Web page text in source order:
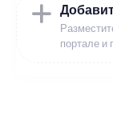
портале и